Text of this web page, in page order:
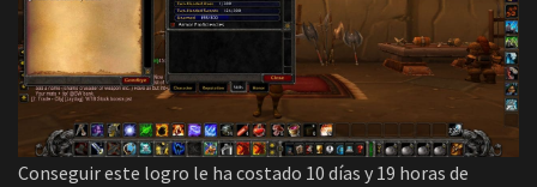
Conseguir este logro le ha costado 10 días y 19 horas de